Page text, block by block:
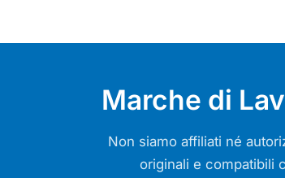
Marche di
Non siamo affiliati né
originali e compatibili